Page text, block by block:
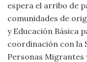
espera el arribo de
comunidades de
y Educación Básica
coordinación con la
Personas Migrantes